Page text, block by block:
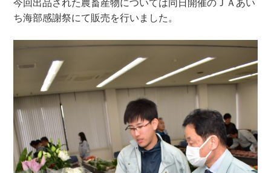
今回出品された農畜産物については同日開催のＪＡあい
ち海部感謝祭にて販売を行いました。